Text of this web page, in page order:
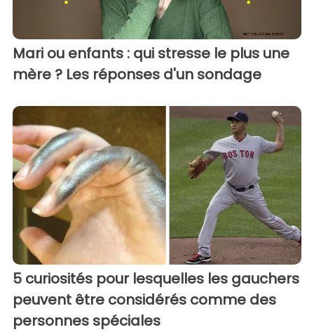
Mari ou enfants : qui stresse le plus une
mère ? Les réponses d'un sondage
5 curiosités pour lesquelles les gauchers
peuvent être considérés comme des
personnes spéciales